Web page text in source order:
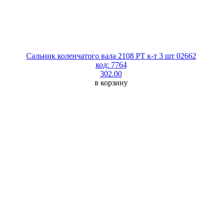
Сальник коленчатого вала 2108 РТ к-т 3 шт 02662
код: 7764
302.00
в корзину